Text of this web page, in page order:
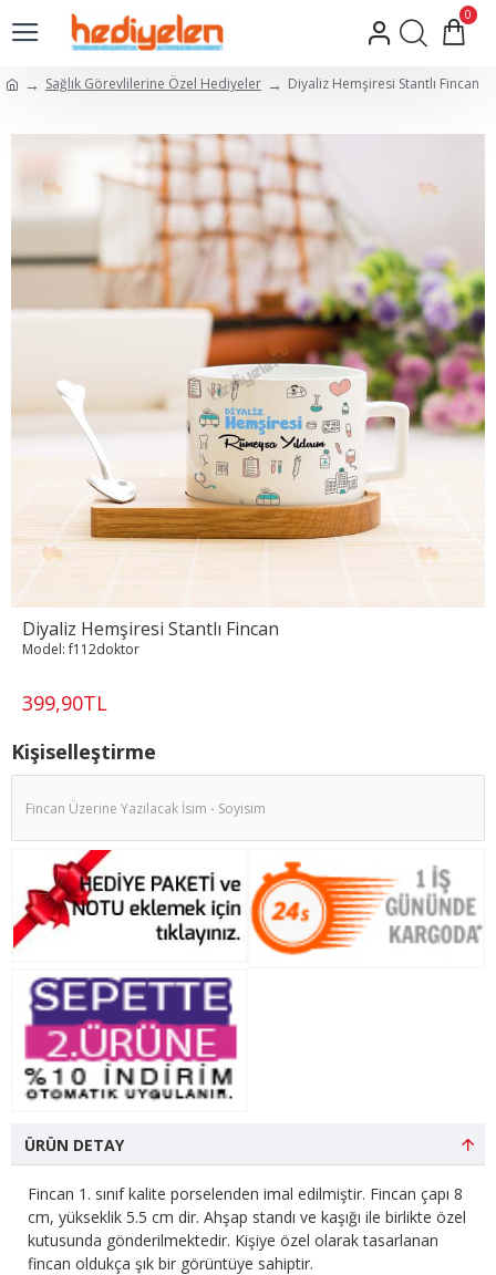
0
Sağlık Görevlilerine Özel Hediyeler Diyaliz Hemşiresi Stantlı Fincan
Diyaliz Hemşiresi Stantlı Fincan
399,90TL
Model: f112doktor
Kişiselleştirme
ÜRÜN DETAY
Fincan 1. sınıf kalite porselenden imal edilmiştir. Fincan çapı 8
cm, yükseklik 5.5 cm dir. Ahşap standı ve kaşığı ile birlikte özel
kutusunda gönderilmektedir. Kişiye özel olarak tasarlanan
fincan oldukça şık bir görüntüye sahiptir.